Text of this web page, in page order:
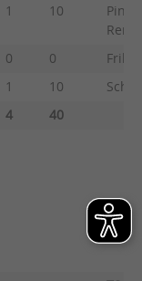
1 10
0 0
1 10
4
40